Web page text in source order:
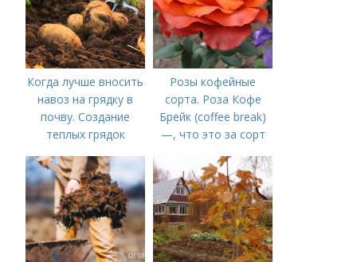
Когда лучше вносить
навоз на грядку в
почву. Создание
теплых грядок
Розы кофейные
сорта. Роза Кофе
Брейк (coffee break)
—, что это за сорт